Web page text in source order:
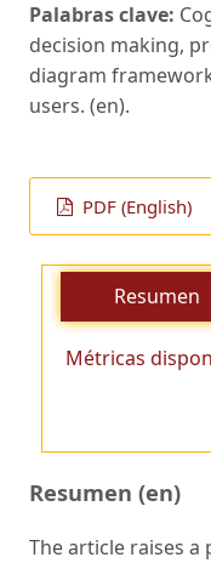
Palabras clave:
decision making,
diagram
users. (en).
PDF (English)
Resumen
Métricas
Resumen (en)
The article raises